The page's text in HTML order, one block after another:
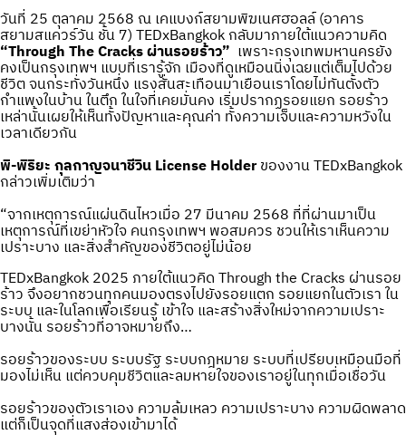
วันที่ 25 ตุลาคม 2568 ณ เคแบงก์สยามพิฆเนศฮอลล์ (อาคาร
สยามสแควร์วัน ชั้น 7) TEDxBangkok กลับมาภายใต้แนวความคิด
“Through The Cracks ผ่านรอยร้าว” เพราะกรุงเทพมหานครยัง
คงเป็นกรุงเทพฯ แบบที่เรารู้จัก เมืองที่ดูเหมือนนิ่งเฉยแต่เต็มไปด้วย
ชีวิต จนกระทั่งวันหนึ่ง แรงสั่นสะเทือนมาเยือนเราโดยไม่ทันตั้งตัว
กำแพงในบ้าน ในตึก ในใจที่เคยมั่นคง เริ่มปรากฏรอยแยก รอยร้าว
เหล่านั้นเผยให้เห็นทั้งปัญหาและคุณค่า ทั้งความเจ็บและความหวังใน
เวลาเดียวกัน
พิ-พิริยะ กุลกาญจนาชีวิน License Holderของงาน TEDxBangkok
กล่าวเพิ่มเติมว่า
“จากเหตุการณ์แผ่นดินไหวเมื่อ 27 มีนาคม 2568 ที่ที่ผ่านมาเป็น
เหตุการณ์ที่เขย่าหัวใจ คนกรุงเทพฯ พอสมควร ชวนให้เราเห็นความ
เปราะบาง และสิ่งสำคัญของชีวิตอยู่ไม่น้อย
TEDxBangkok 2025 ภายใต้แนวคิด Through the Cracks ผ่านรอย
ร้าว จึงอยากชวนทุกคนมองตรงไปยังรอยแตก รอยแยกในตัวเรา ใน
ระบบ และในโลกเพื่อเรียนรู้ เข้าใจ และสร้างสิ่งใหม่จากความเปราะ
บางนั้น รอยร้าวที่อาจหมายถึง…
รอยร้าวของระบบ ระบบรัฐ ระบบกฎหมาย ระบบที่เปรียบเหมือนมือที่
มองไม่เห็น แต่ควบคุมชีวิตและลมหายใจของเราอยู่ในทุกเมื่อเชื่อวัน
รอยร้าวของตัวเราเอง ความล้มเหลว ความเปราะบาง ความผิดพลาด
แต่ก็เป็นจุดที่แสงส่องเข้ามาได้